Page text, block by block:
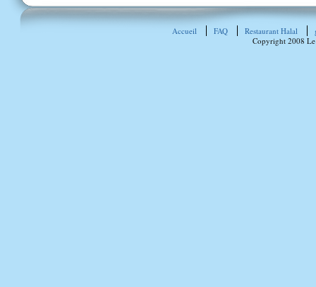
Accueil FAQ Restaurant Halal
Copyright 2008